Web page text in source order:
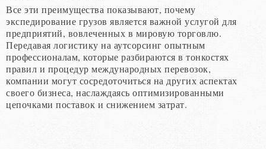
Все эти преимущества показывают, почему
экспедирование грузов является важной услугой для
предприятий, вовлеченных в мировую торговлю.
Передавая логистику на аутсорсинг опытным
профессионалам, которые разбираются в тонкостях
правил и процедур международных перевозок,
компании могут сосредоточиться на других аспектах
своего бизнеса, наслаждаясь оптимизированными
цепочками поставок и снижением затрат.